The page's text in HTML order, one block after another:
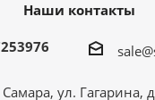
Наши контакты
Самара, ул. Гагарина,